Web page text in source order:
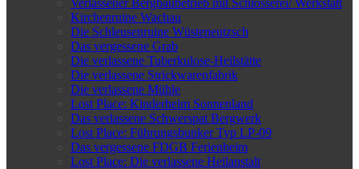
Verlassener Bergbaubetrieb mit Schlosserei/ Werkstatt
Kirchenruine Wachau
Die Schleusenruine Wüsteneutzsch
Das vergessene Grab
Die verlassene Tuberkulose-Heilstätte
Die verlassene Strickwarenfabrik
Die verlassene Mühle
Lost Place: Kinderheim Sonnenland
Das verlassene Schwerspat Bergwerk
Lost Place: Führungsbunker Typ LP-09
Das vergessene FDGB Ferienheim
Lost Place: Die verlassene Heilanstalt